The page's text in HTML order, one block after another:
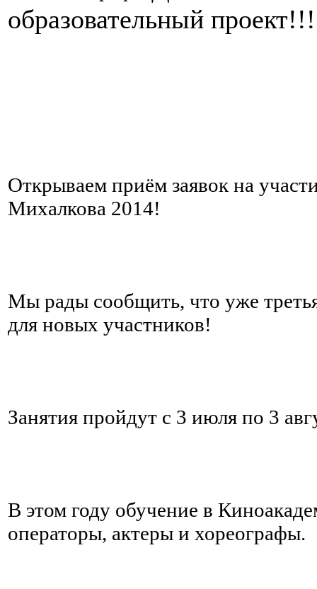
образовательный
Открываем приём заявок на
Михалкова 2014!
Мы рады сообщить, что уже
для новых участников!
Занятия пройдут с 3 июля по 3
В этом году обучение в
операторы, актеры и хореографы.